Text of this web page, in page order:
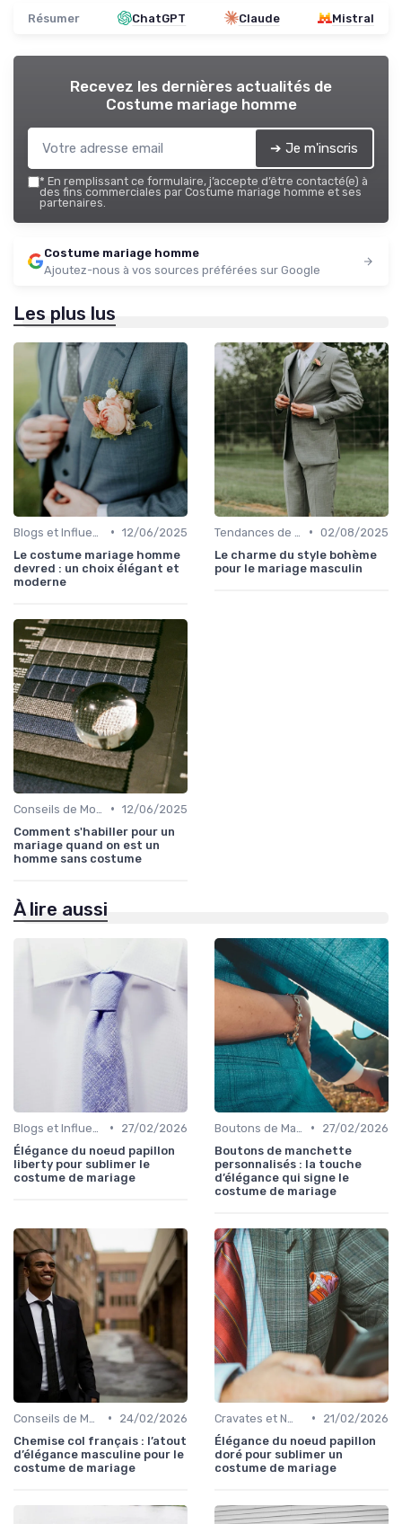
Résumer ChatGPT Claude Mistral
Recevez les dernières actualités de
Costume mariage homme
➔ Je m'inscris
* En remplissant ce formulaire, j’accepte d’être contacté(e) à
des fins commerciales par Costume mariage homme et ses
partenaires.
Costume mariage homme
Ajoutez-nous à vos sources préférées sur Google
Les plus lus
• 12/06/2025
Le costume mariage homme
devred : un choix élégant et
moderne
• 02/08/2025
Le charme du style bohème
pour le mariage masculin
• 12/06/2025
Comment s'habiller pour un
mariage quand on est un
homme sans costume
À lire aussi
•
27/02/2026
Élégance du noeud papillon
liberty pour sublimer le
costume de mariage
•
27/02/2026
Boutons de manchette
personnalisés : la touche
d’élégance qui signe le
costume de mariage
•
24/02/2026
Chemise col français : l’atout
d’élégance masculine pour le
costume de mariage
•
21/02/2026
Élégance du noeud papillon
doré pour sublimer un
costume de mariage